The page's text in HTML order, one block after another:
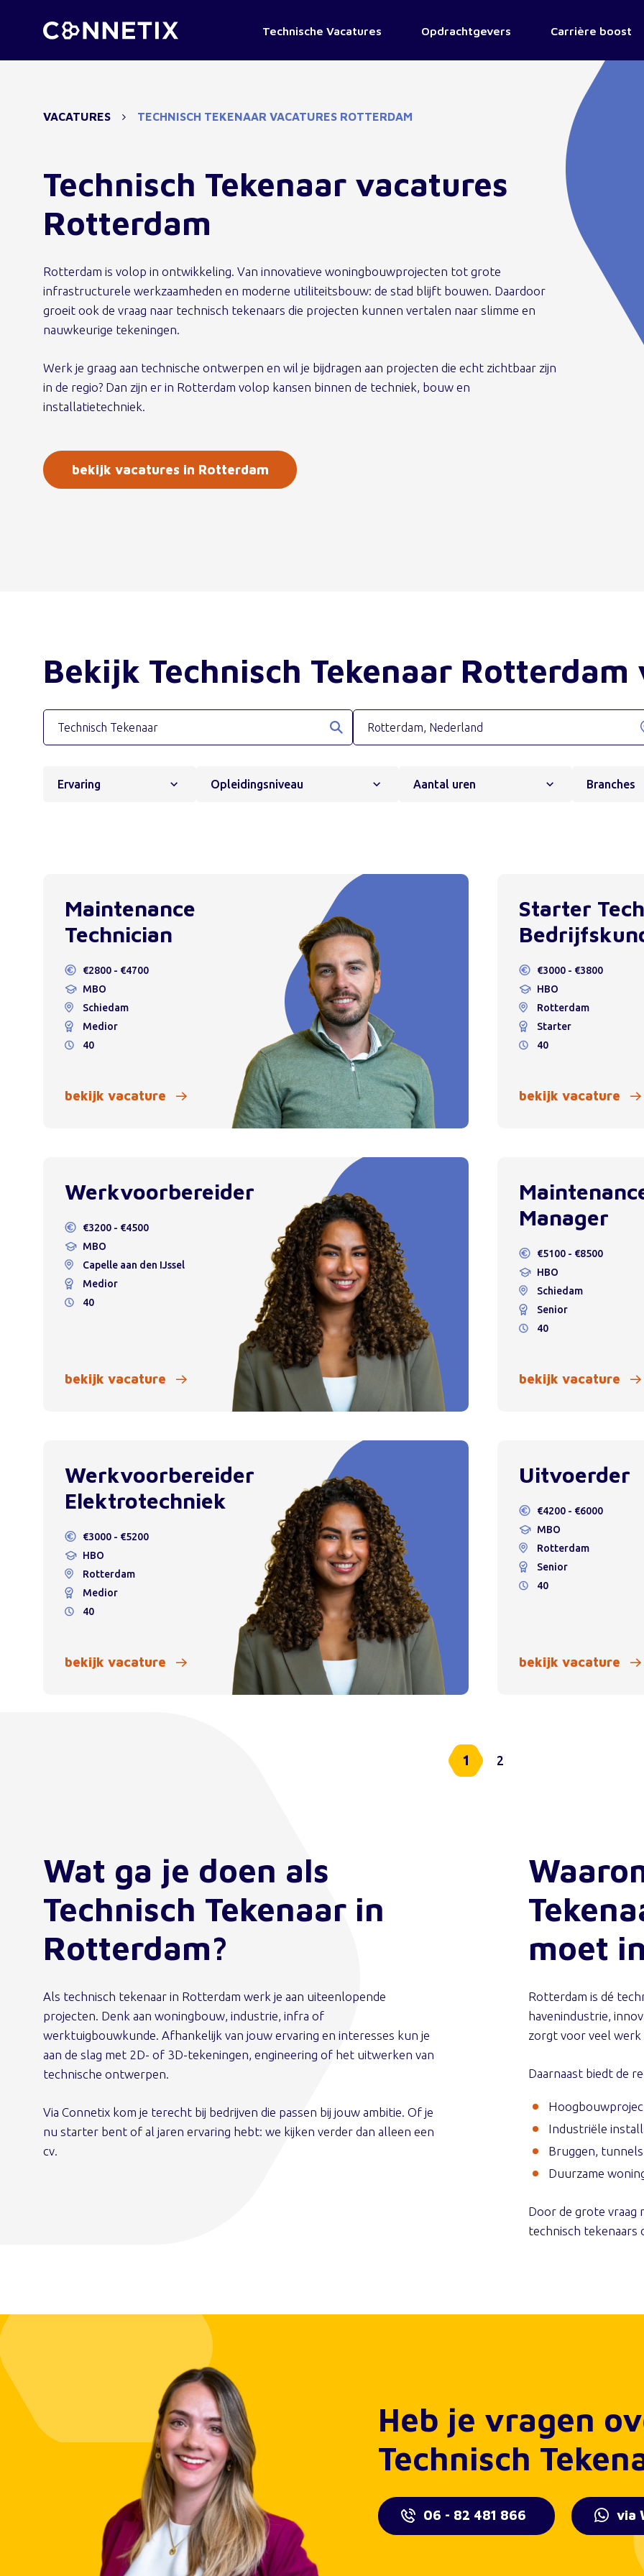
Technische Vacatures Opdrachtgevers Carrière boost
VACATURES TECHNISCH TEKENAAR VACATURES ROTTERDAM
Technisch Tekenaar vacatures
Rotterdam
Rotterdam is volop in ontwikkeling. Van innovatieve woningbouwprojecten tot grote
infrastructurele werkzaamheden en moderne utiliteitsbouw: de stad blijft bouwen. Daardoor
groeit ook de vraag naar technisch tekenaars die projecten kunnen vertalen naar slimme en
nauwkeurige tekeningen.
Werk je graag aan technische ontwerpen en wil je bijdragen aan projecten die echt zichtbaar zijn
in de regio? Dan zijn er in Rotterdam volop kansen binnen de techniek, bouw en
installatietechniek.
bekijk vacatures in Rotterdam
Bekijk Technisch Tekenaar
Ervaring Opleidingsniveau Aantal uren Branches
Maintenance
Technician
€2800 - €4700
MBO
Schiedam
Medior
40
bekijk vacature
Starter
€3000 - €3800
HBO
Rotterdam
Starter
40
bekijk vacature
Werkvoorbereider
€3200 - €4500
MBO
Capelle aan den IJssel
Medior
40
bekijk vacature
Manager
€5100 - €8500
HBO
Schiedam
Senior
40
bekijk vacature
Werkvoorbereider
Elektrotechniek
€3000 - €5200
HBO
Rotterdam
Medior
40
bekijk vacature
Uitvoerder
€4200 - €6000
MBO
Rotterdam
Senior
40
bekijk vacature
1 2
Wat ga je doen als
Technisch Tekenaar in
Rotterdam?
Als technisch tekenaar in Rotterdam werk je aan uiteenlopende
projecten. Denk aan woningbouw, industrie, infra of
werktuigbouwkunde. Afhankelijk van jouw ervaring en interesses kun je
aan de slag met 2D- of 3D-tekeningen, engineering of het uitwerken van
technische ontwerpen.
Via Connetix kom je terecht bij bedrijven die passen bij jouw ambitie. Of je
nu starter bent of al jaren ervaring hebt: we kijken verder dan alleen een
cv.
moet
Rotterdam is dé
havenindustrie,
zorgt voor veel werk
Daarnaast biedt de
Industriële
Bruggen,
Duurzame
Door de grote vraag
technisch tekenaars
Heb je vragen
Technisch
06 - 82 481 866 via